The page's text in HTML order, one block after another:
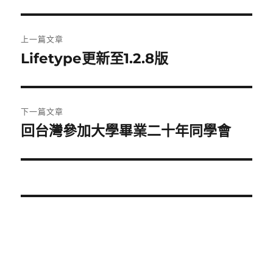
章
覽
上一篇文章
上
篇
文
章:
Lifetype更新至1.2.8版
下一篇文章
下
篇
章:
回台灣參加大學畢業二十年同學會